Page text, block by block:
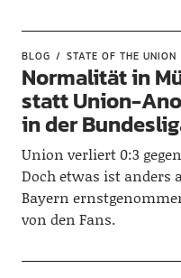
BLOG STATE OF THE UNION
Normalität in
statt Union-
in der
Union verliert 0:3
Doch etwas ist anders
Bayern
von den Fans.